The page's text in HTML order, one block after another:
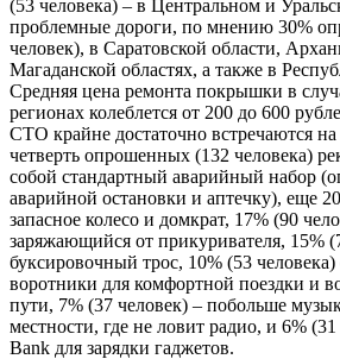
(53 человека) – в Центральном и
проблемные дороги, по мнению 30%
человек), в Саратовской области,
Магаданской областях, а также в
Средняя цена ремонта покрышки в
регионах колеблется от 200 до 600
СТО крайне достаточно встречаются
четверть опрошенных (132 человека)
собой стандартный аварийный набор
аварийной остановки и аптечку), еще
запасное колесо и домкрат, 17% (90
заряжающийся от прикуривателя, 15%
буксировочный трос, 10% (53
воротники для комфортной поездки и
пути, 7% (37 человек) – побольше
местности, где не ловит радио, и 6%
Bank для зарядки гаджетов.